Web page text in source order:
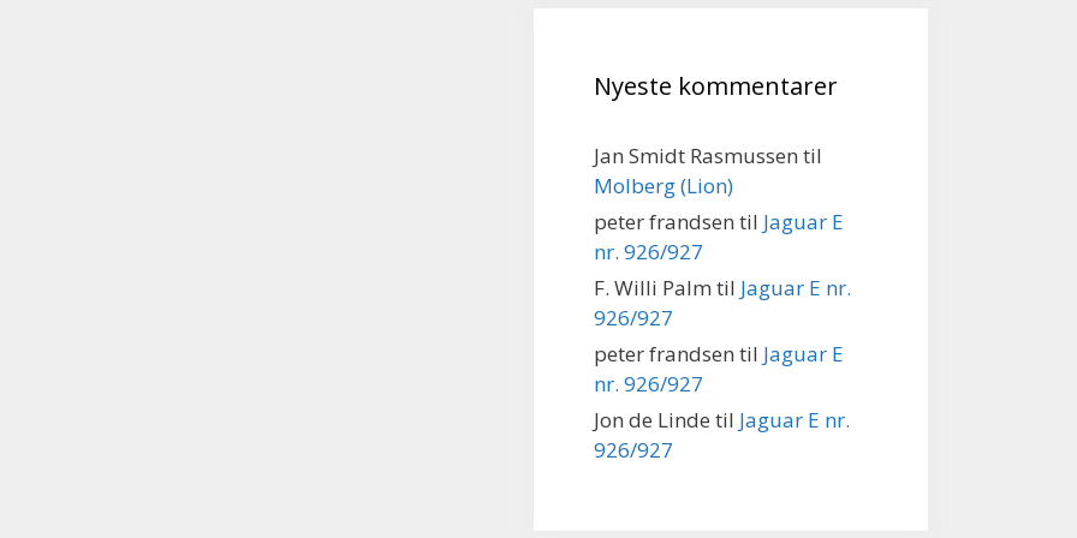
Nyeste kommentarer
Jan Smidt Rasmussen til
Molberg (Lion)
peter frandsen til Jaguar E
nr. 926/927
F. Willi Palm til Jaguar E nr.
926/927
peter frandsen til Jaguar E
nr. 926/927
Jon de Linde til Jaguar E nr.
926/927